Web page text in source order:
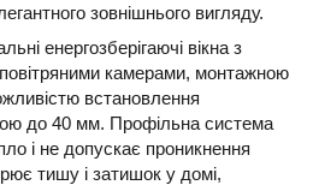
зовнішнього вигляду.
енергозберігаючі вікна з
камерами, монтажною
встановлення
до 40 мм. Профільна система
і не допускає проникнення
тишу і затишок у домі,